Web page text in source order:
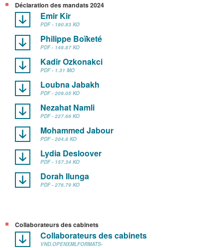
Déclaration des mandats 2024
Emir Kir
PDF - 190.83 KO
Philippe Boïketé
PDF - 148.87 KO
Kadir Ozkonakci
PDF - 1.31 MO
Loubna Jabakh
PDF - 209.05 KO
Nezahat Namli
PDF - 227.66 KO
Mohammed Jabour
PDF - 204.8 KO
Lydia Desloover
PDF - 157.34 KO
Dorah Ilunga
PDF - 276.79 KO
Collaborateurs des cabinets
Collaborateurs des cabinets
VND.OPENXMLFORMATS-